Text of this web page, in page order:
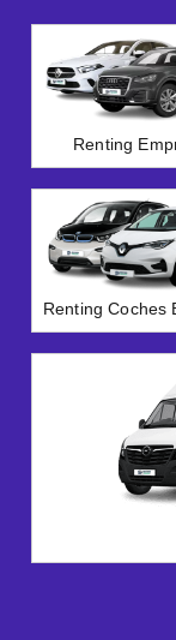
Renting
Renting Coches